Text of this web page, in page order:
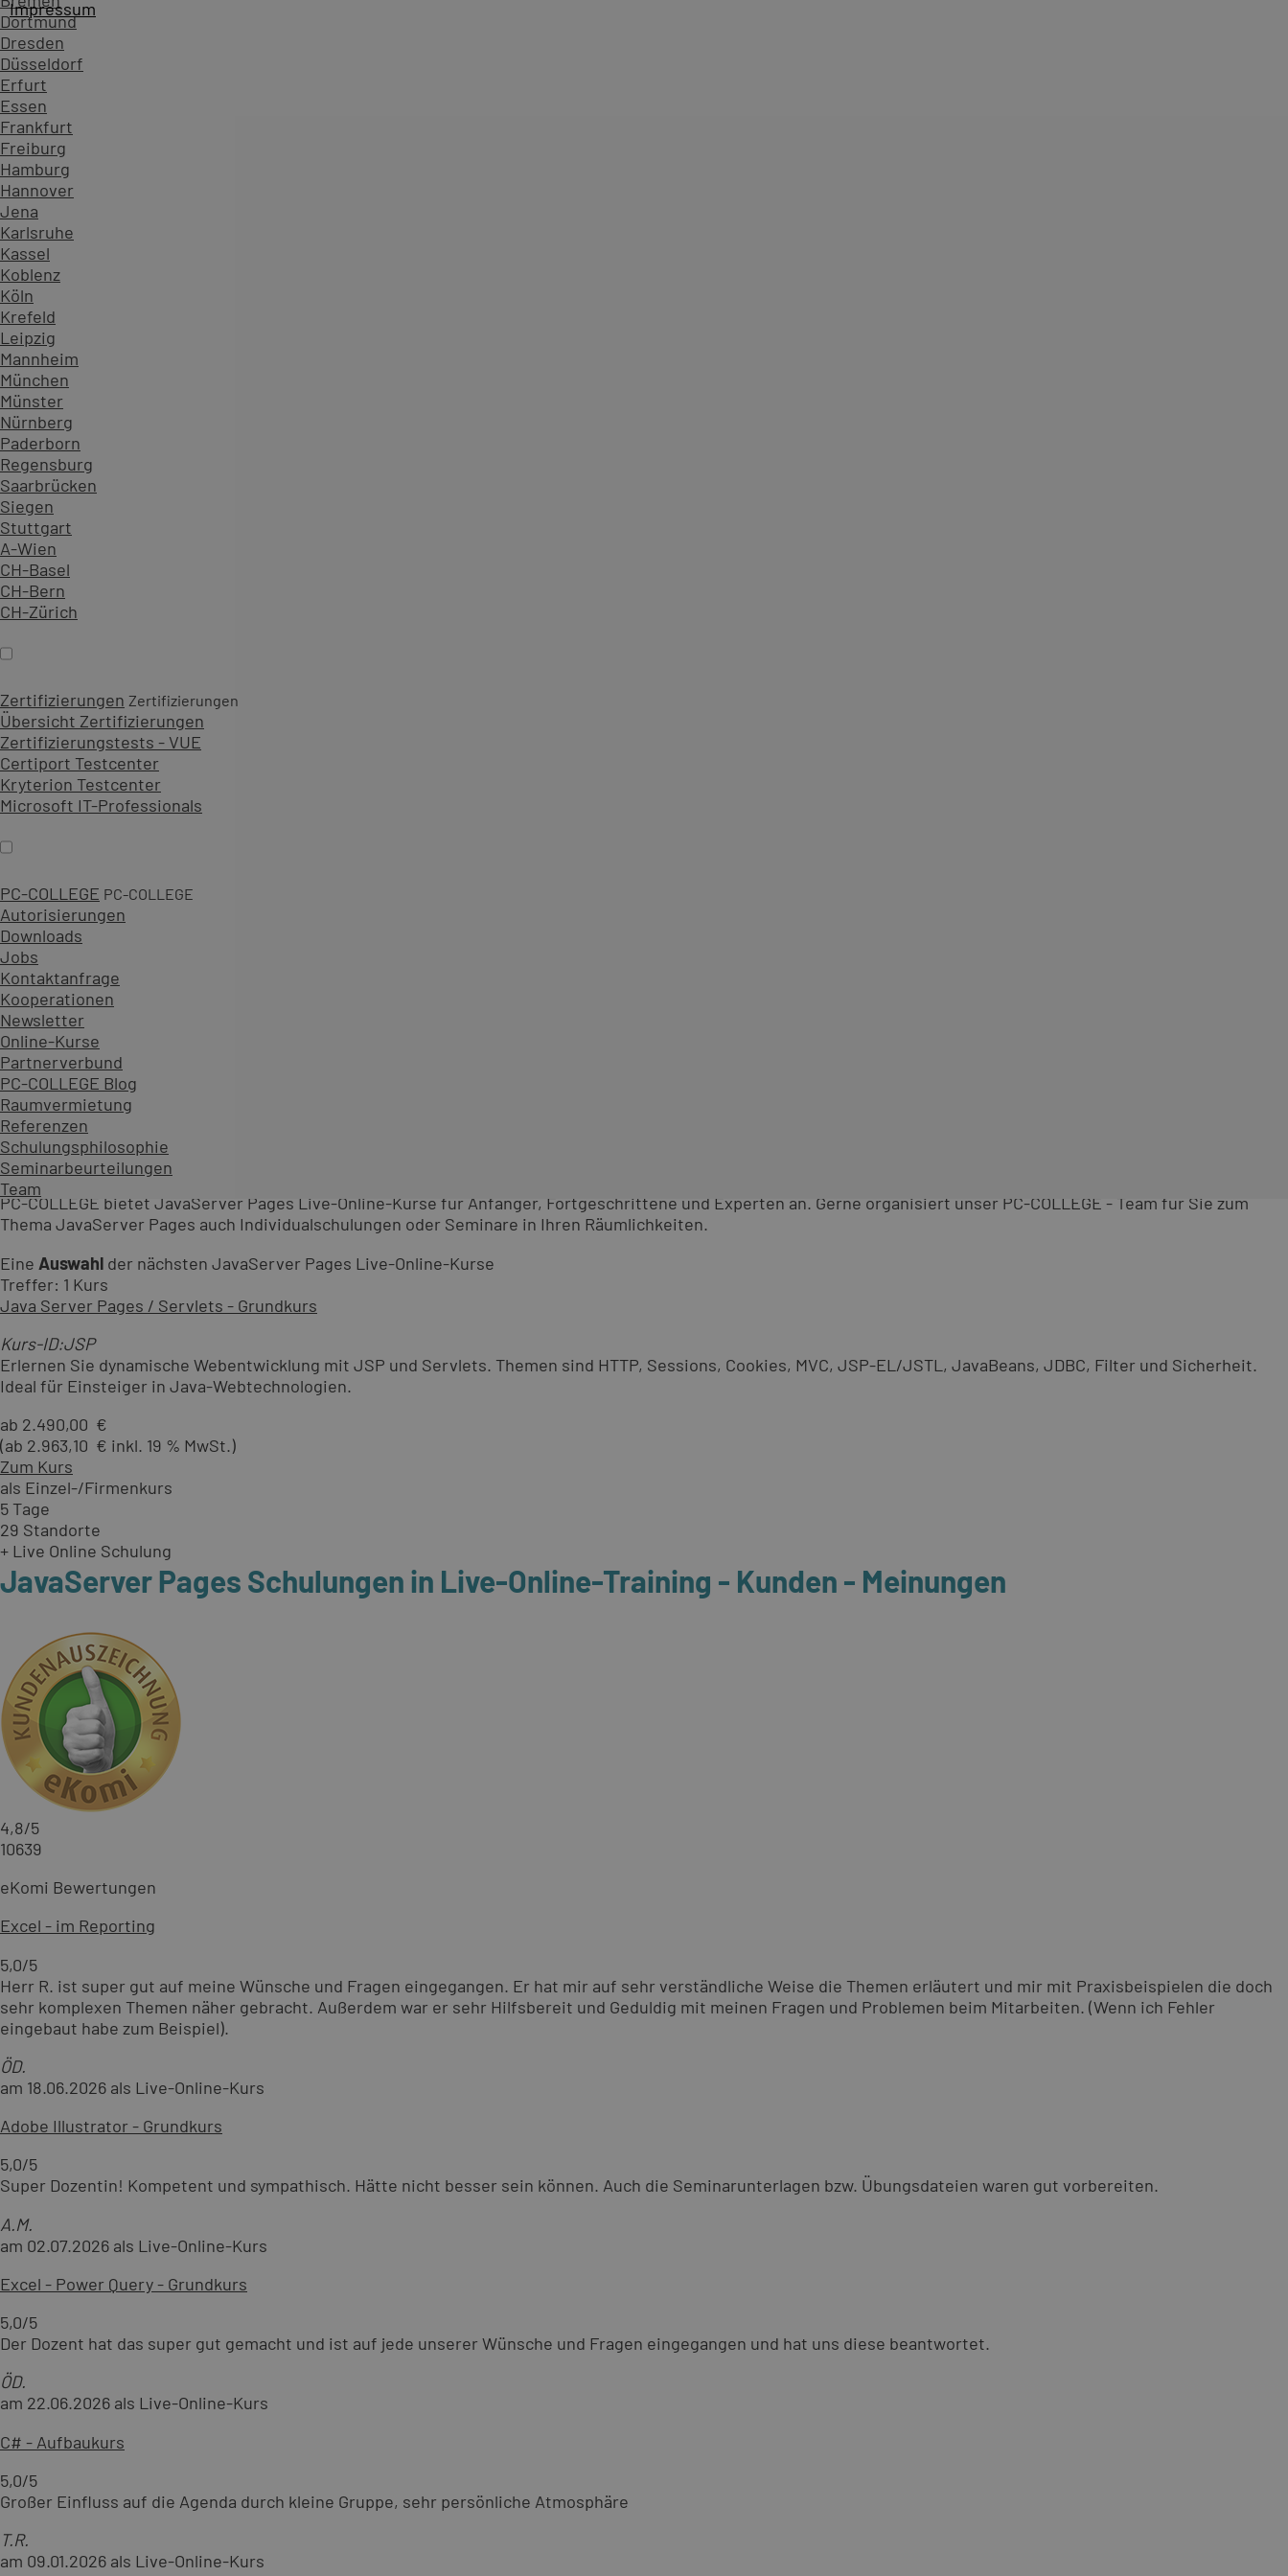
Dortmund
Dresden
Düsseldorf
Erfurt
Essen
Frankfurt
Freiburg
Hamburg
Hannover
Jena
Karlsruhe
Kassel
Koblenz
Köln
Krefeld
Leipzig
Mannheim
München
Münster
Nürnberg
Paderborn
Regensburg
Saarbrücken
Siegen
Stuttgart
A-Wien
CH-Basel
CH-Bern
CH-Zürich
Zertifizierungen Zertifizierungen
Übersicht Zertifizierungen
Zertifizierungstests - VUE
Certiport Testcenter
Kryterion Testcenter
Microsoft IT-Professionals
PC-COLLEGE PC-COLLEGE
Autorisierungen
Downloads
Jobs
Kontaktanfrage
Kooperationen
Newsletter
Online-Kurse
Partnerverbund
PC-COLLEGE Blog
Raumvermietung
Referenzen
Schulungsphilosophie
Seminarbeurteilungen
Team
Ihr Kontakt für unsere JavaServer Pages Schulungen als Live-Online-Kurs
E-Mail:online-training@pc-college.de
Themenliste
Entwicklung weitere
JavaServerPages
Jbuilder
Online-Trainings
PC-COLLEGE Professionals Kurse
Programmierung
JavaServer Pages Schulungen und Kurse als Live-Online-Kurs:
PC-COLLEGE bietet JavaServer Pages Live-Online-Kurse für Anfänger, Fortgeschrittene und Experten an. Gerne organisiert unser PC-COLLEGE - Team für Sie zum
Thema JavaServer Pages auch Individualschulungen oder Seminare in Ihren Räumlichkeiten.
Eine Auswahl der nächsten JavaServer Pages Live-Online-Kurse
Treffer: 1 Kurs
Java Server Pages / Servlets - Grundkurs
Kurs-ID:JSP
Erlernen Sie dynamische Webentwicklung mit JSP und Servlets. Themen sind HTTP, Sessions, Cookies, MVC, JSP‑EL/JSTL, JavaBeans, JDBC, Filter und Sicherheit.
Ideal für Einsteiger in Java-Webtechnologien.
ab 2.490,00 €
(ab 2.963,10 € inkl. 19 % MwSt.)
Zum Kurs
als Einzel-/Firmenkurs
5 Tage
29 Standorte
+ Live Online Schulung
JavaServer Pages Schulungen in Live-Online-Training - Kunden - Meinungen
4,8/5
10639
eKomi Bewertungen
Excel - im Reporting
5,0/5
Herr R. ist super gut auf meine Wünsche und Fragen eingegangen. Er hat mir auf sehr verständliche Weise die Themen erläutert und mir mit Praxisbeispielen die doch
sehr komplexen Themen näher gebracht. Außerdem war er sehr Hilfsbereit und Geduldig mit meinen Fragen und Problemen beim Mitarbeiten. (Wenn ich Fehler
eingebaut habe zum Beispiel).
ÖD.
am 18.06.2026 als Live-Online-Kurs
Adobe Illustrator - Grundkurs
5,0/5
Super Dozentin! Kompetent und sympathisch. Hätte nicht besser sein können. Auch die Seminarunterlagen bzw. Übungsdateien waren gut vorbereiten.
A.M.
am 02.07.2026 als Live-Online-Kurs
Excel - Power Query - Grundkurs
5,0/5
Der Dozent hat das super gut gemacht und ist auf jede unserer Wünsche und Fragen eingegangen und hat uns diese beantwortet.
ÖD.
am 22.06.2026 als Live-Online-Kurs
C# - Aufbaukurs
5,0/5
Großer Einfluss auf die Agenda durch kleine Gruppe, sehr persönliche Atmosphäre
T.R.
am 09.01.2026 als Live-Online-Kurs
Impressum